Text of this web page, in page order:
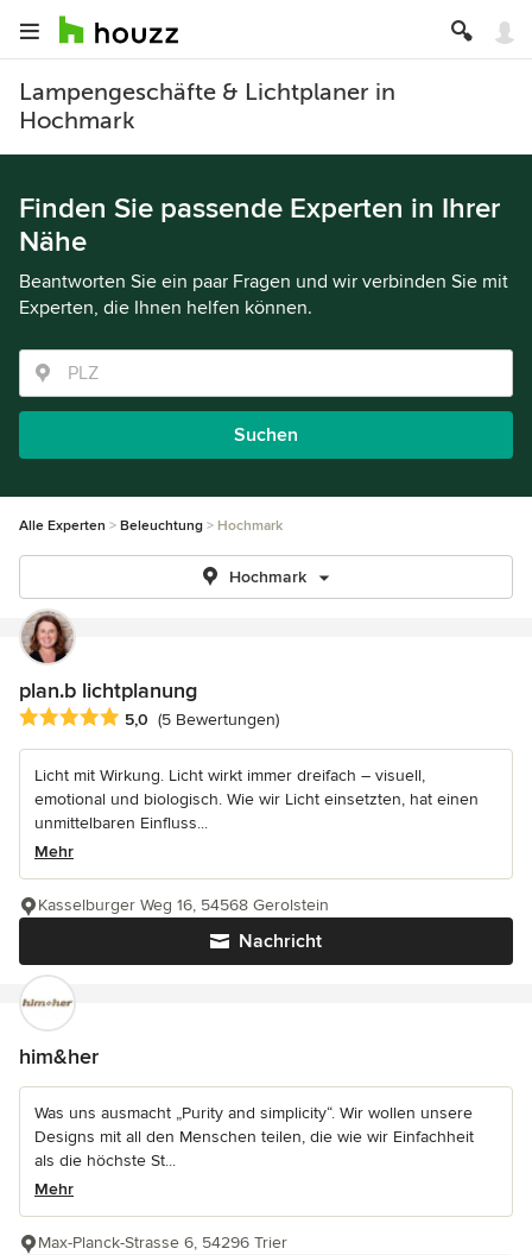
Lampengeschäfte & Lichtplaner in
Hochmark
Finden Sie passende Experten in Ihrer
Nähe
Beantworten Sie ein paar Fragen und wir verbinden Sie mit
Experten, die Ihnen helfen können.
Suchen
Alle Experten Beleuchtung Hochmark
Hochmark
plan.b lichtplanung
Durchschnittliche Bewertung: 5 von 5 Sternen
5,0 (5 Bewertungen)
Licht mit Wirkung. Licht wirkt immer dreifach – visuell,
emotional und biologisch. Wie wir Licht einsetzten, hat einen
unmittelbaren Einfluss...
Mehr
Nachricht
Kasselburger Weg 16, 54568 Gerolstein
him&her
Was uns ausmacht „Purity and simplicity“. Wir wollen unsere
Designs mit all den Menschen teilen, die wie wir Einfachheit
als die höchste St...
Mehr
Max-Planck-Strasse 6, 54296 Trier